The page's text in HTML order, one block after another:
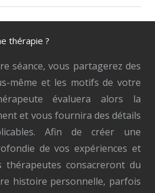
thérapie ?
séance, vous partagerez des
même et les motifs de votre
évaluera alors la
et vous fournira des détails
Afin de créer une
de vos expériences et
thérapeutes consacreront du
histoire personnelle, parfois